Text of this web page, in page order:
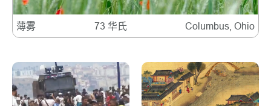
薄雾 73 华氏 Columbus, Ohio